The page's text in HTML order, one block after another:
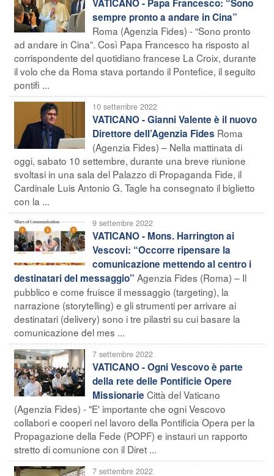
VATICANO - Papa Francesco: “Sono
sempre pronto a andare in Cina”
Roma (Agenzia Fides) - “Sono pronto
ad andare in Cina”. Così Papa Francesco ha risposto al
corrispondente del quotidiano francese La Croix, durante
il volo che da Roma stava portando il Pontefice, il seguito
pontifi ...
10 settembre 2022
VATICANO - Gianni Valente è il nuovo
Direttore dell’Agenzia Fides Roma
(Agenzia Fides) – Nella mattinata di
oggi, sabato 10 settembre, durante una breve riunione
svoltasi in una sala del Palazzo di Propaganda Fide, il
Cardinale Luis Antonio G. Tagle ha consegnato il biglietto
con la ...
9 settembre 2022
VATICANO - Mons. Harrington ai
Vescovi: “Occorre ripensare la
comunicazione mettendo al centro i
destinatari del messaggio” Agenzia Fides (Roma) – Il
pubblico e come fruisce il messaggio (targeting), la
narrazione (storytelling) e gli strumenti per arrivare ai
destinatari (delivery) sono i tre pilastri su cui basare la
comunicazione del mes ...
7 settembre 2022
VATICANO - Ogni Vescovo è parte
della rete delle Pontificie Opere
Missionarie Città del Vaticano
(Agenzia Fides) - "E' importante che ogni Vescovo
collabori e cooperi nel lavoro della Pontificia Opera per la
Propagazione della Fede (POPF) e instauri un rapporto
stretto di comunione con il Diret ...
7 settembre 2022